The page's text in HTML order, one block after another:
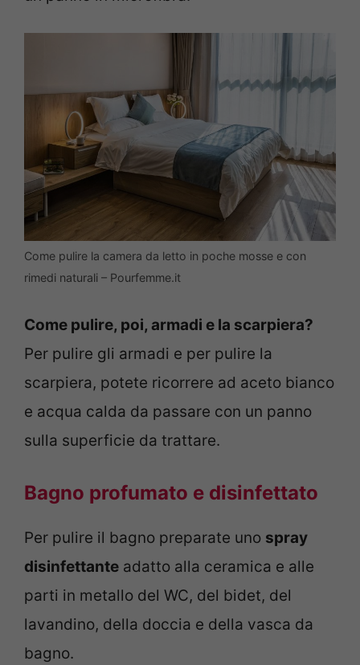
Come pulire la camera da letto in poche mosse e con
rimedi naturali – Pourfemme.it
Come pulire, poi, armadi e la scarpiera?
Per pulire gli armadi e per pulire la
scarpiera, potete ricorrere ad aceto bianco
e acqua calda da passare con un panno
sulla superficie da trattare.
Bagno profumato e disinfettato
Per pulire il bagno preparate uno spray
disinfettante adatto alla ceramica e alle
parti in metallo del WC, del bidet, del
lavandino, della doccia e della vasca da
bagno.